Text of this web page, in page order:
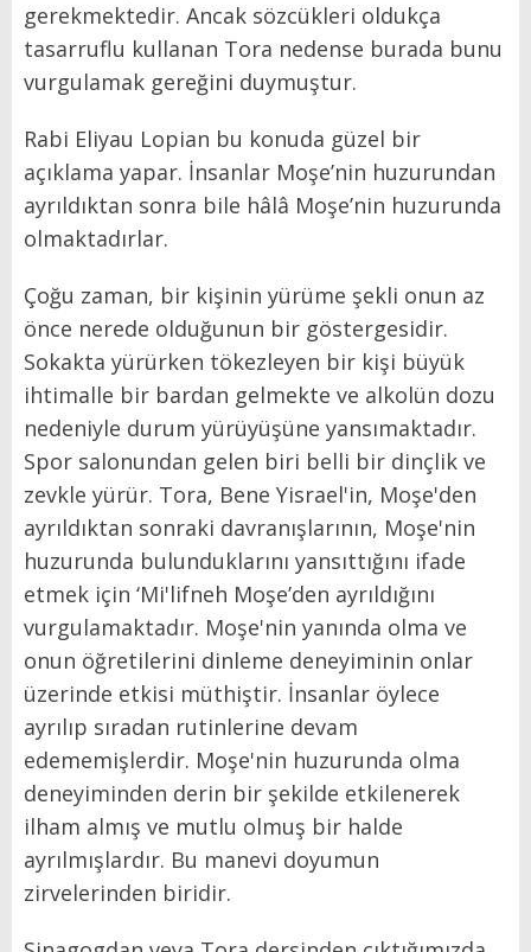
gerekmektedir. Ancak sözcükleri oldukça
tasarruflu kullanan Tora nedense burada bunu
vurgulamak gereğini duymuştur.
Rabi Eliyau Lopian bu konuda güzel bir
açıklama yapar. İnsanlar Moşe’nin huzurundan
ayrıldıktan sonra bile hâlâ Moşe’nin huzurunda
olmaktadırlar.
Çoğu zaman, bir kişinin yürüme şekli onun az
önce nerede olduğunun bir göstergesidir.
Sokakta yürürken tökezleyen bir kişi büyük
ihtimalle bir bardan gelmekte ve alkolün dozu
nedeniyle durum yürüyüşüne yansımaktadır.
Spor salonundan gelen biri belli bir dinçlik ve
zevkle yürür. Tora, Bene Yisrael'in, Moşe'den
ayrıldıktan sonraki davranışlarının, Moşe'nin
huzurunda bulunduklarını yansıttığını ifade
etmek için ‘Mi'lifneh Moşe’den ayrıldığını
vurgulamaktadır. Moşe'nin yanında olma ve
onun öğretilerini dinleme deneyiminin onlar
üzerinde etkisi müthiştir. İnsanlar öylece
ayrılıp sıradan rutinlerine devam
edememişlerdir. Moşe'nin huzurunda olma
deneyiminden derin bir şekilde etkilenerek
ilham almış ve mutlu olmuş bir halde
ayrılmışlardır. Bu manevi doyumun
zirvelerinden biridir.